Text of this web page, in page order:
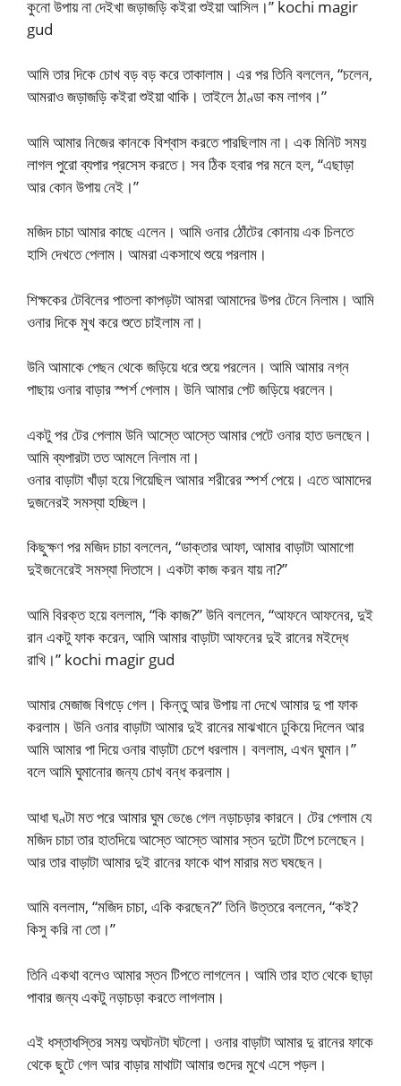
কুনো উপায় না দেইখা জড়াজড়ি কইরা শুইয়া আসিল।” kochi magir
gud
আমি তার দিকে চোখ বড় বড় করে তাকালাম। এর পর তিনি বললেন, “চলেন,
আমরাও জড়াজড়ি কইরা শুইয়া থাকি। তাইলে ঠাণ্ডা কম লাগব।”
আমি আমার নিজের কানকে বিশ্বাস করতে পারছিলাম না। এক মিনিট সময়
লাগল পুরো ব্যপার প্রসেস করতে। সব ঠিক হবার পর মনে হল, “এছাড়া
আর কোন উপায় নেই।”
মজিদ চাচা আমার কাছে এলেন। আমি ওনার ঠোঁটের কোনায় এক চিলতে
হাসি দেখতে পেলাম। আমরা একসাথে শুয়ে পরলাম।
শিক্ষকের টেবিলের পাতলা কাপড়টা আমরা আমাদের উপর টেনে নিলাম। আমি
ওনার দিকে মুখ করে শুতে চাইলাম না।
উনি আমাকে পেছন থেকে জড়িয়ে ধরে শুয়ে পরলেন। আমি আমার নগ্ন
পাছায় ওনার বাড়ার স্পর্শ পেলাম। উনি আমার পেট জড়িয়ে ধরলেন।
একটু পর টের পেলাম উনি আস্তে আস্তে আমার পেটে ওনার হাত ডলছেন।
আমি ব্যপারটা তত আমলে নিলাম না।
ওনার বাড়াটা খাঁড়া হয়ে গিয়েছিল আমার শরীরের স্পর্শ পেয়ে। এতে আমাদের
দুজনেরই সমস্যা হচ্ছিল।
কিছুক্ষণ পর মজিদ চাচা বললেন, “ডাক্তার আফা, আমার বাড়াটা আমাগো
দুইজনেরেই সমস্যা দিতাসে। একটা কাজ করন যায় না?”
আমি বিরক্ত হয়ে বললাম, “কি কাজ?” উনি বললেন, “আফনে আফনের, দুই
রান একটু ফাক করেন, আমি আমার বাড়াটা আফনের দুই রানের মইদ্ধে
রাখি।” kochi magir gud
আমার মেজাজ বিগড়ে গেল। কিন্তু আর উপায় না দেখে আমার দু পা ফাক
করলাম। উনি ওনার বাড়াটা আমার দুই রানের মাঝখানে ঢুকিয়ে দিলেন আর
আমি আমার পা দিয়ে ওনার বাড়াটা চেপে ধরলাম। বললাম, এখন ঘুমান।”
বলে আমি ঘুমানোর জন্য চোখ বন্ধ করলাম।
আধা ঘণ্টা মত পরে আমার ঘুম ভেঙে গেল নড়াচড়ার কারনে। টের পেলাম যে
মজিদ চাচা তার হাতদিয়ে আস্তে আস্তে আমার স্তন দুটো টিপে চলেছেন।
আর তার বাড়াটা আমার দুই রানের ফাকে থাপ মারার মত ঘষছেন।
আমি বললাম, “মজিদ চাচা, একি করছেন?” তিনি উত্তরে বললেন, “কই?
কিসু করি না তো।”
তিনি একথা বলেও আমার স্তন টিপতে লাগলেন। আমি তার হাত থেকে ছাড়া
পাবার জন্য একটু নড়াচড়া করতে লাগলাম।
এই ধস্তাধস্তির সময় অঘটনটা ঘটলো। ওনার বাড়াটা আমার দু রানের ফাকে
থেকে ছুটে গেল আর বাড়ার মাথাটা আমার গুদের মুখে এসে পড়ল।